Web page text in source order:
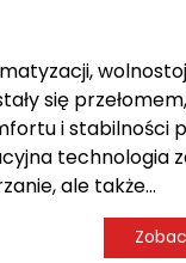
się
i stabilności
technologia
ale także...